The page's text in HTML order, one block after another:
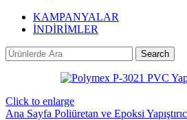
KAMPANYALAR
İNDİRİMLER
Search
Click to enlarge
Ana Sayfa Poliüretan ve Epoksi